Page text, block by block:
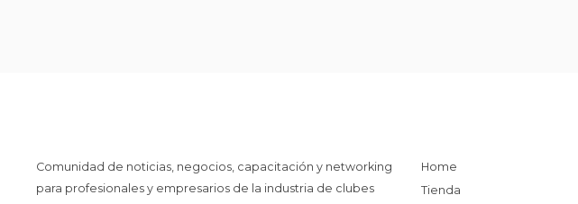
Comunidad de noticias, negocios, capacitación y networking
para profesionales y empresarios de la industria de clubes
Home
Tienda